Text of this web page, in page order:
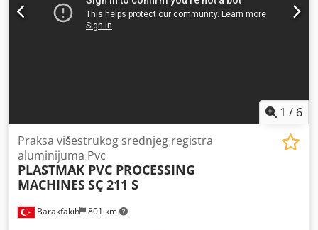
1 / 6
Barakfakih 801 km
Praksa višestrukog srednjeg registra
aluminijuma Pvc
PLASTMAK PVC PROCESSING
MACHINESSÇ 211 S